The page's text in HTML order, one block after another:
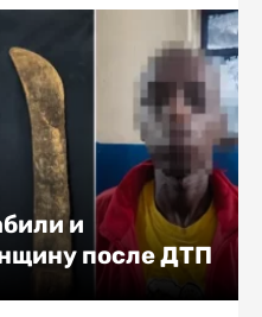
и
после ДТП